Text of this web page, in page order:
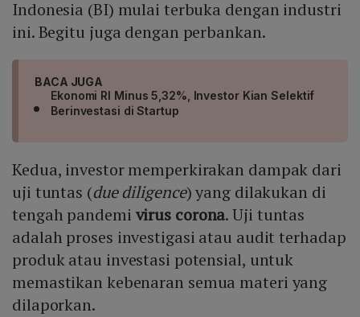
Indonesia (BI) mulai terbuka dengan industri
ini. Begitu juga dengan perbankan.
BACA JUGA
Ekonomi RI Minus 5,32%, Investor Kian Selektif
Berinvestasi di Startup
Kedua, investor memperkirakan dampak dari
uji tuntas (due diligence) yang dilakukan di
tengah pandemi virus corona. Uji tuntas
adalah proses investigasi atau audit terhadap
produk atau investasi potensial, untuk
memastikan kebenaran semua materi yang
dilaporkan.